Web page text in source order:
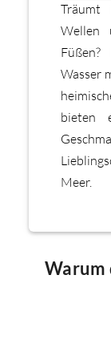
Warum
Träumt
Wellen
Wasser
bieten
Meer.